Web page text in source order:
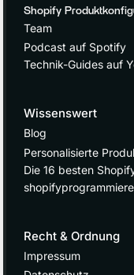
Shopify
Team
Podcast auf Spotify
Technik-Guides auf
Wissenswert
Blog
Personalisierte
Die 16 besten
Recht & Ordnung
Impressum